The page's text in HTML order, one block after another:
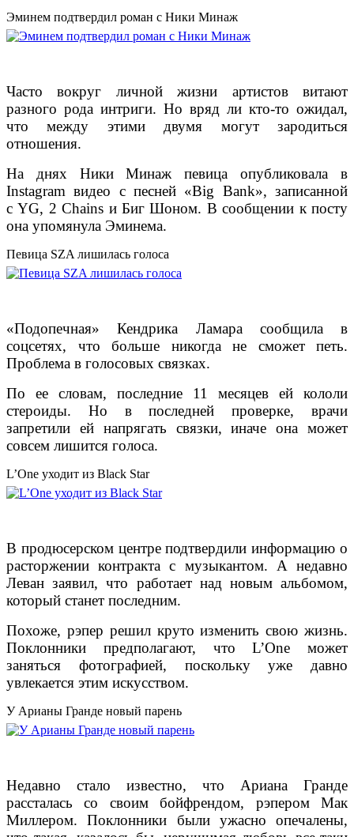
Эминем подтвердил роман с Ники Минаж
Часто вокруг личной жизни артистов витают
разного рода интриги. Но вряд ли кто-то ожидал,
что между этими двумя могут зародиться
отношения.
На днях Ники Минаж певица опубликовала в
Instagram видео с песней «Big Bank», записанной
с YG, 2 Chains и Биг Шоном. В сообщении к посту
она упомянула Эминема.
Певица SZA лишилась голоса
«Подопечная» Кендрика Ламара сообщила в
соцсетях, что больше никогда не сможет петь.
Проблема в голосовых связках.
По ее словам, последние 11 месяцев ей кололи
стероиды. Но в последней проверке, врачи
запретили ей напрягать связки, иначе она может
совсем лишится голоса.
L’One уходит из Black Star
В продюсерском центре подтвердили информацию о
расторжении контракта с музыкантом. А недавно
Леван заявил, что работает над новым альбомом,
который станет последним.
Похоже, рэпер решил круто изменить свою жизнь.
Поклонники предполагают, что L’One может
заняться фотографией, поскольку уже давно
увлекается этим искусством.
У Арианы Гранде новый парень
Недавно стало известно, что Ариана Гранде
рассталась со своим бойфрендом, рэпером Мак
Миллером. Поклонники были ужасно опечалены,